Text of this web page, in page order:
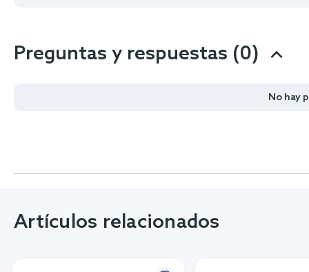
Preguntas y respuestas (0)
No hay
Artículos relacionados